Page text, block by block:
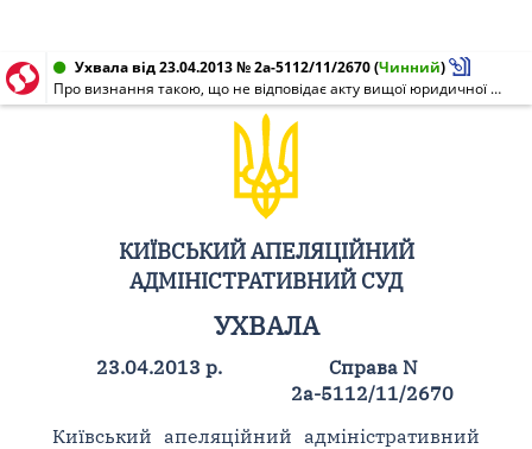
Ухвала від 23.04.2013 № 2а-5112/11/2670(Чинний)
Про визнання такою, що не відповідає акту вищої юридичної сили, постанови Кабінету Міністрів України від 30 листопада 2011 року N 1224
КИЇВСЬКИЙ АПЕЛЯЦІЙНИЙ
АДМІНІСТРАТИВНИЙ СУД
УХВАЛА
23.04.2013 р.
Справа N
2а-5112/11/2670
Київський апеляційний адміністративний